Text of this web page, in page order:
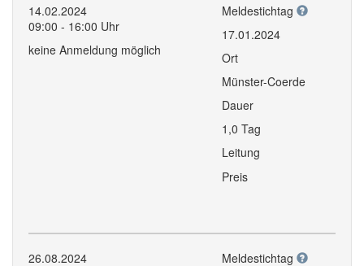
14.02.2024
09:00 - 16:00 Uhr
keine Anmeldung möglich
Meldestichtag
17.01.2024
Ort
Münster-Coerde
Dauer
1,0 Tag
Leitung
Preis
26.08.2024
Meldestichtag